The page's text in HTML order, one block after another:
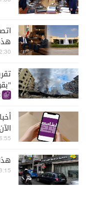
2026-08-09
2026-08-09
2026-08-09